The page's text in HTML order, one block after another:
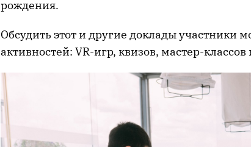
рождения.
Обсудить этот и другие доклады участники
активностей: VR-игр, квизов, мастер-